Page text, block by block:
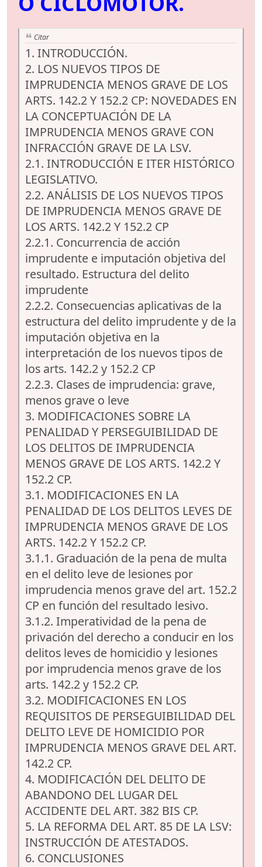
Citar
1. INTRODUCCIÓN.
2. LOS NUEVOS TIPOS DE
IMPRUDENCIA MENOS GRAVE DE LOS
ARTS. 142.2 Y 152.2 CP: NOVEDADES EN
LA CONCEPTUACIÓN DE LA
IMPRUDENCIA MENOS GRAVE CON
INFRACCIÓN GRAVE DE LA LSV.
2.1. INTRODUCCIÓN E ITER HISTÓRICO
LEGISLATIVO.
2.2. ANÁLISIS DE LOS NUEVOS TIPOS
DE IMPRUDENCIA MENOS GRAVE DE
LOS ARTS. 142.2 Y 152.2 CP
2.2.1. Concurrencia de acción
imprudente e imputación objetiva del
resultado. Estructura del delito
imprudente
2.2.2. Consecuencias aplicativas de la
estructura del delito imprudente y de la
imputación objetiva en la
interpretación de los nuevos tipos de
los arts. 142.2 y 152.2 CP
2.2.3. Clases de imprudencia: grave,
menos grave o leve
3. MODIFICACIONES SOBRE LA
PENALIDAD Y PERSEGUIBILIDAD DE
LOS DELITOS DE IMPRUDENCIA
MENOS GRAVE DE LOS ARTS. 142.2 Y
152.2 CP.
3.1. MODIFICACIONES EN LA
PENALIDAD DE LOS DELITOS LEVES DE
IMPRUDENCIA MENOS GRAVE DE LOS
ARTS. 142.2 Y 152.2 CP.
3.1.1. Graduación de la pena de multa
en el delito leve de lesiones por
imprudencia menos grave del art. 152.2
CP en función del resultado lesivo.
3.1.2. Imperatividad de la pena de
privación del derecho a conducir en los
delitos leves de homicidio y lesiones
por imprudencia menos grave de los
arts. 142.2 y 152.2 CP.
3.2. MODIFICACIONES EN LOS
REQUISITOS DE PERSEGUIBILIDAD DEL
DELITO LEVE DE HOMICIDIO POR
IMPRUDENCIA MENOS GRAVE DEL ART.
142.2 CP.
4. MODIFICACIÓN DEL DELITO DE
ABANDONO DEL LUGAR DEL
ACCIDENTE DEL ART. 382 BIS CP.
5. LA REFORMA DEL ART. 85 DE LA LSV:
INSTRUCCIÓN DE ATESTADOS.
6. CONCLUSIONES